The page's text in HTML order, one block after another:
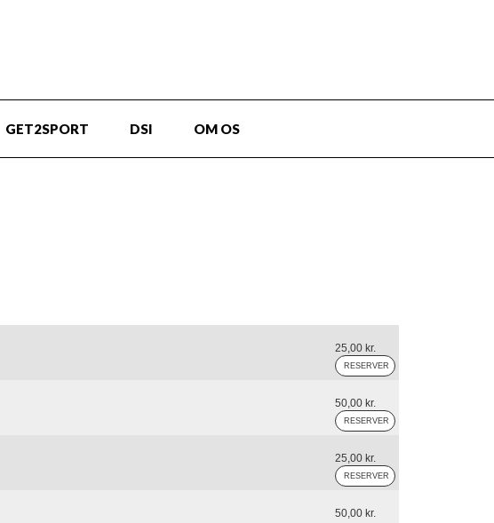
GET2SPORT DSI OM OS
25,00 kr.
50,00 kr.
25,00 kr.
50,00 kr.